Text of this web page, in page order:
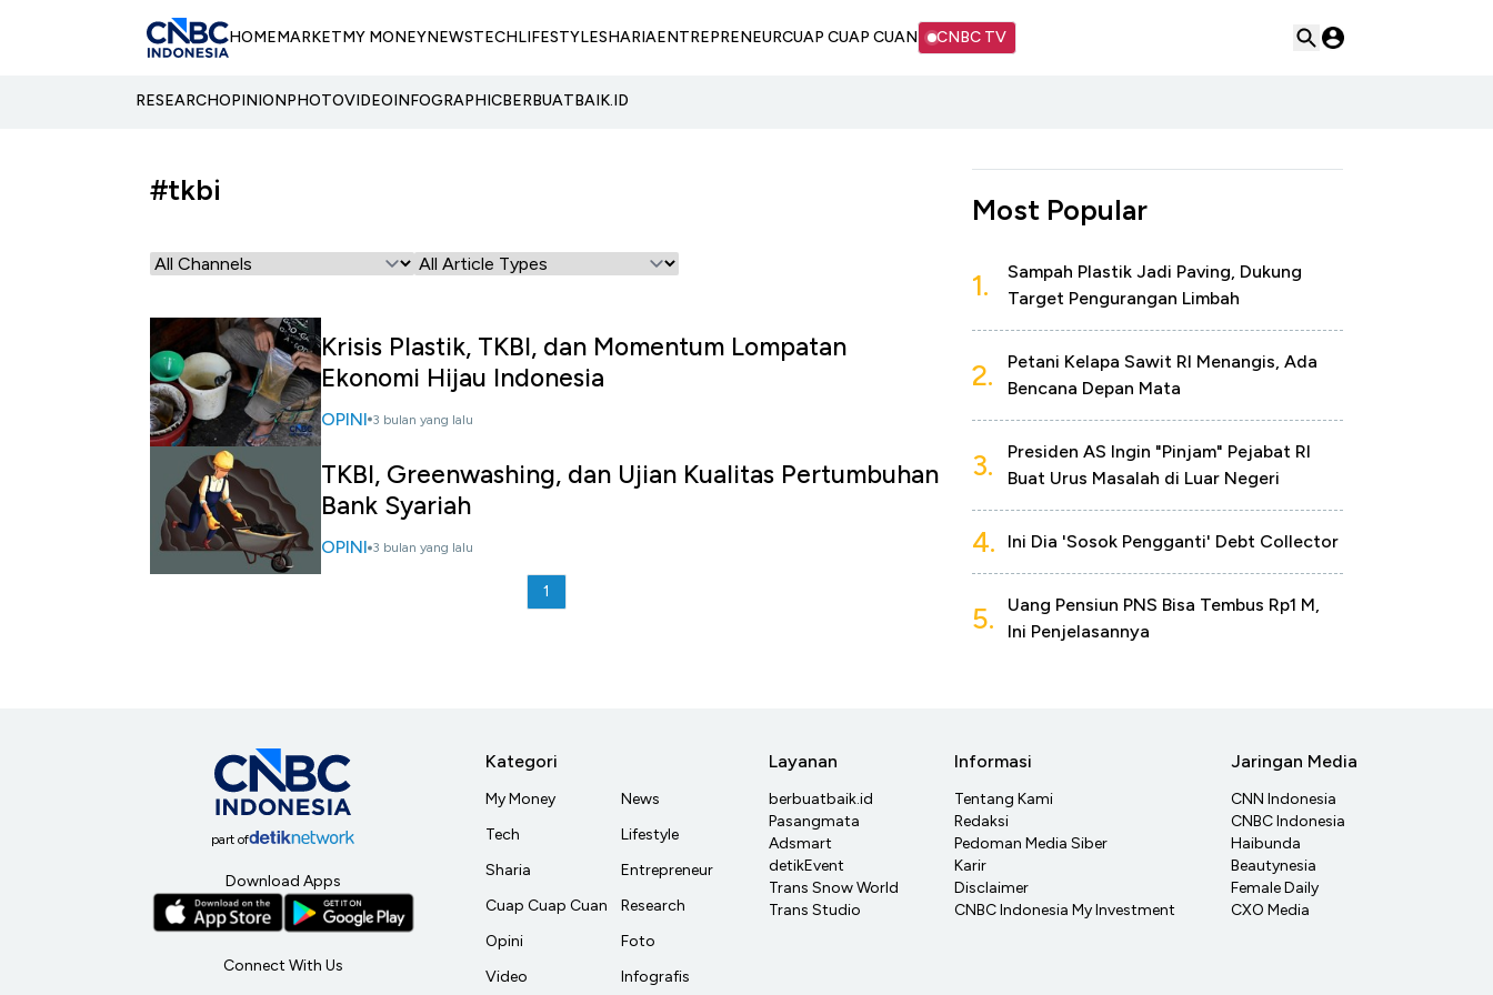
HOMEMARKETMY MONEYNEWSTECHLIFESTYLESHARIAENTREPRENEURCUAP CUAP CUAN CNBC TV
RESEARCHOPINIONPHOTOVIDEOINFOGRAPHICBERBUATBAIK.ID
#tkbi
Krisis Plastik, TKBI, dan Momentum Lompatan
Ekonomi Hijau Indonesia
OPINI 3 bulan yang lalu
TKBI, Greenwashing, dan Ujian Kualitas Pertumbuhan
Bank Syariah
OPINI 3 bulan yang lalu
1
Most Popular
1.
Sampah Plastik Jadi Paving, Dukung
Target Pengurangan Limbah
2.
Petani Kelapa Sawit RI Menangis, Ada
Bencana Depan Mata
3.
Presiden AS Ingin "Pinjam" Pejabat RI
Buat Urus Masalah di Luar Negeri
4. Ini Dia 'Sosok Pengganti' Debt Collector
5.
Uang Pensiun PNS Bisa Tembus Rp1 M,
Ini Penjelasannya
part of
Download Apps
Connect With Us
Kategori
My Money
Tech
Sharia
Cuap Cuap Cuan
Opini
Video
News
Lifestyle
Entrepreneur
Research
Foto
Infografis
Layanan
berbuatbaik.id
Pasangmata
Adsmart
detikEvent
Trans Snow World
Trans Studio
Informasi
Tentang Kami
Redaksi
Pedoman Media Siber
Karir
Disclaimer
CNBC Indonesia My Investment
Jaringan Media
CNN Indonesia
CNBC Indonesia
Haibunda
Beautynesia
Female Daily
CXO Media